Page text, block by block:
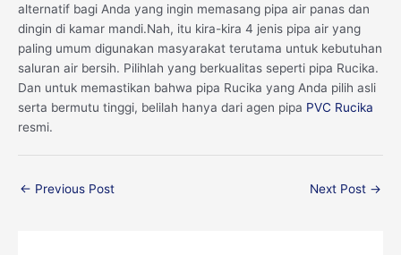
alternatif bagi Anda yang ingin memasang pipa air panas dan
dingin di kamar mandi.Nah, itu kira-kira 4 jenis pipa air yang
paling umum digunakan masyarakat terutama untuk kebutuhan
saluran air bersih. Pilihlah yang berkualitas seperti pipa Rucika.
Dan untuk memastikan bahwa pipa Rucika yang Anda pilih asli
serta bermutu tinggi, belilah hanya dari agen pipa PVC Rucika
resmi.
← Previous Post Next Post →